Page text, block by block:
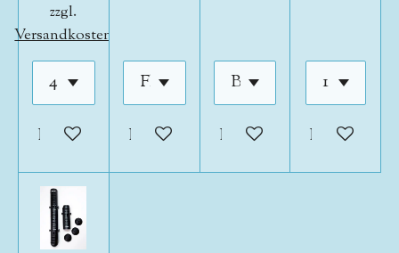
zzgl.
Versandkosten
In den WarenkorbIn den WarenkorbIn den Warenkorb
In den